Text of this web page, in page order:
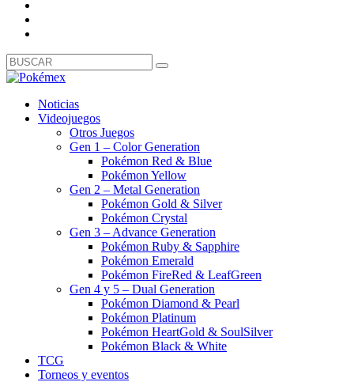
Noticias
Videojuegos
Otros Juegos
Gen 1 – Color Generation
Pokémon Red & Blue
Pokémon Yellow
Gen 2 – Metal Generation
Pokémon Gold & Silver
Pokémon Crystal
Gen 3 – Advance Generation
Pokémon Ruby & Sapphire
Pokémon Emerald
Pokémon FireRed & LeafGreen
Gen 4 y 5 – Dual Generation
Pokémon Diamond & Pearl
Pokémon Platinum
Pokémon HeartGold & SoulSilver
Pokémon Black & White
TCG
Torneos y eventos